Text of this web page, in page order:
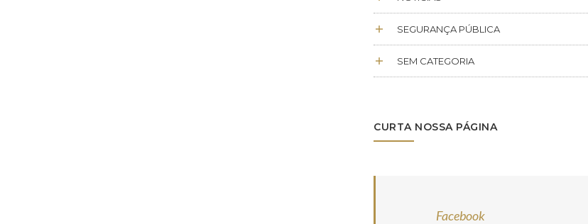
SEGURANÇA PÚBLICA
SEM CATEGORIA
CURTA NOSSA PÁGINA
Facebook